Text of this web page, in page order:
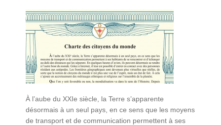
À l’aube du XXIe siècle, la Terre s’apparente
désormais à un seul pays, en ce sens que les moyens
de transport et de communication permettent à ses